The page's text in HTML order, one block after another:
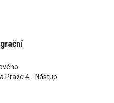
Praze 4... Nástup